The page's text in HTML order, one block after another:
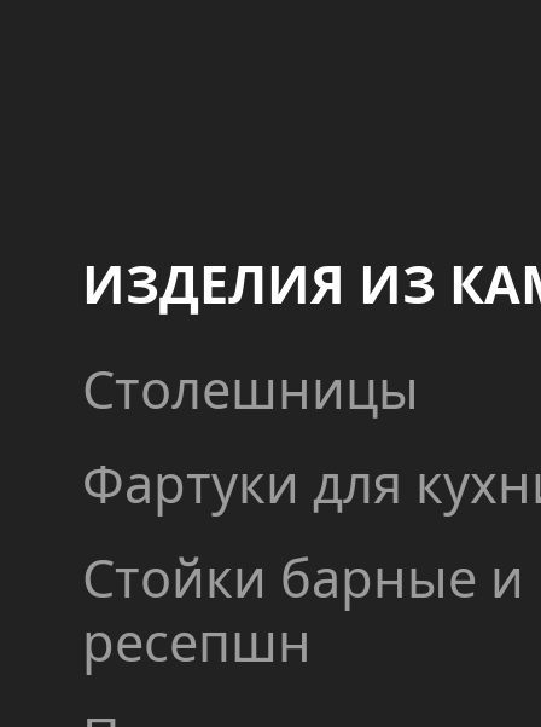
ИЗДЕЛИЯ ИЗ
Столешницы
Фартуки для
Стойки барные и
ресепшн